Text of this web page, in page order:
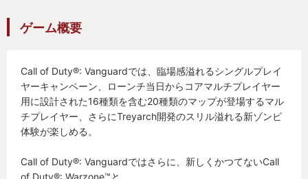
ゲーム概要
Call of Duty®: Vanguardでは、臨場感溢れるシングルプレイ
ヤーキャンペーン、ローンチ当日からコアマルチプレイヤー
用に設計された16種類を含む20種類のマップが登場するマル
チプレイヤー、さらにTreyarch開発のスリル溢れる新ゾンビ
体験が楽しめる。
Call of Duty®: Vanguardではさらに、新しくかつてないCall
of Duty®: Warzone™と…